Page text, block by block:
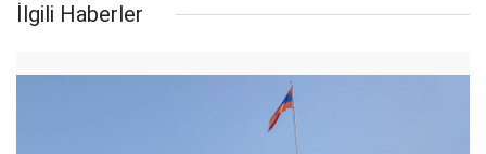
İlgili Haberler